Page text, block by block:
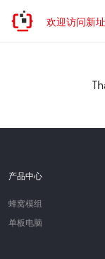
已迁移，欢迎访问新
产品中心
蜂窝模组
单板电脑